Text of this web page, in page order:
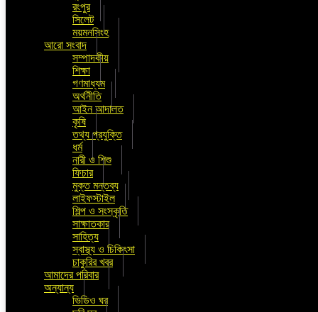
রংপুর
সিলেট
ময়মনসিংহ
আরো সংবাদ
সম্পাদকীয়
শিক্ষা
গণমাধ্যম
অর্থনীতি
আইন আদালত
কৃষি
তথ্য প্রযুক্তি
ধর্ম
নারী ও শিশু
ফিচার
মুক্ত মন্তব্য
লাইফস্টাইল
শিল্প ও সংস্কৃতি
সাক্ষাতকার
সাহিত্য
স্বাস্থ্য ও চিকিৎসা
চাকুরির খবর
আমাদের পরিবার
অন্যান্য
ভিডিও ঘর